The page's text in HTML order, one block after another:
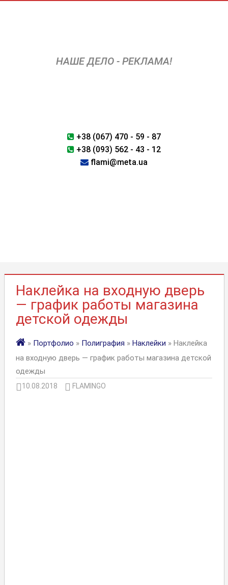
НАШЕ ДЕЛО - РЕКЛАМА!
+38 (067) 470 - 59 - 87
+38 (093) 562 - 43 - 12
flami@meta.ua
Наклейка на входную дверь
— график работы магазина
детской одежды
» Портфолио » Полиграфия » Наклейки » Наклейка
на входную дверь — график работы магазина детской
одежды
10.08.2018 FLAMINGO